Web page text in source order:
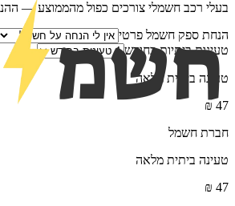
בעלי רכב חשמלי צורכים כפול מהממוצע —
הנחת ספק חשמל פרטי
טעינות ביתיות בחודש
טעינה ביתית מלאה
47
₪
חברת חשמל
טעינה ביתית מלאה
47
₪